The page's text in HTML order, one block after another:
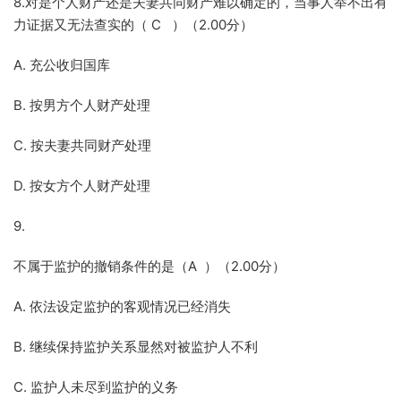
力证据又无法查实的（ C ）（2.00分）
A. 充公收归国库
B. 按男方个人财产处理
C. 按夫妻共同财产处理
D. 按女方个人财产处理
9.
不属于监护的撤销条件的是（A ）（2.00分）
A. 依法设定监护的客观情况已经消失
B. 继续保持监护关系显然对被监护人不利
C. 监护人未尽到监护的义务